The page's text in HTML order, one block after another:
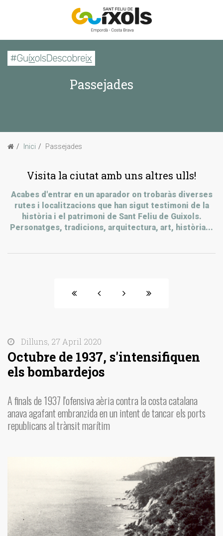
Passejades
Inici Passejades
Visita la ciutat amb uns altres ulls!
Acabes d'entrar en un aparador on trobaràs diverses
rutes i localitzacions que han sigut testimoni de la
història i el patrimoni de Sant Feliu de Guixols.
Personatges, tradicions, arquitectura, art, història...
Dilluns, 27 April 2020
Octubre de 1937, s'intensifiquen
els bombardejos
A finals de 1937 l'ofensiva aèria contra la costa catalana
anava agafant embranzida en un intent de tancar els ports
republicans al trànsit marítim
Inici
Passejades